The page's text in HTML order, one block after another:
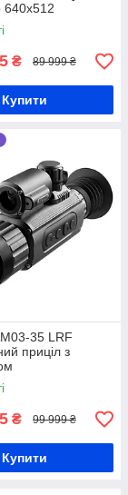
640x512
₴ 89 999 ₴
Купити
35 LRF
приціл з
₴ 99 999 ₴
Купити